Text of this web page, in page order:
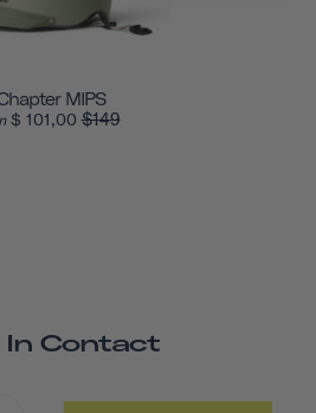
MIPS
$ 101,00$149
In Contact